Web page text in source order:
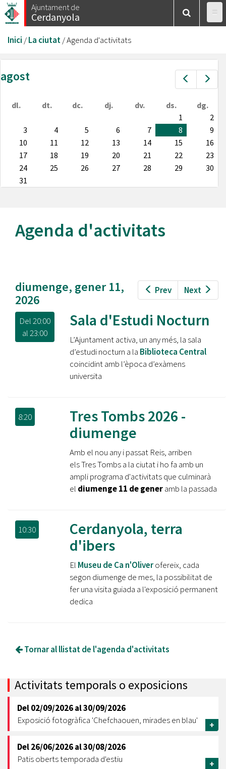
Vés
al
Ajuntament de
Cerdanyola
Esteu
aquí
Inici /La ciutat/Agenda d'activitats
Prev
agost
dl. dt. dc. dj. dv. ds.
dg.
1
2
3
4 5 6 7 8
9
10
11 12 13 14 15
16
17
18 19 20 21 22
23
24
25 26 27 28 29
30
31
Agenda d'activitats
Prev Next
diumenge, gener 11,
2026
Del20:00
al23:00
Sala d'Estudi Nocturn
L’Ajuntament activa, un any més, la sala
d’estudi nocturn a la Biblioteca Central
coincidint amb l’època d’exàmens
universita
8:20
Tres Tombs 2026 -
diumenge
Amb el nou any i passat Reis, arriben
els Tres Tombs a la ciutat i ho fa amb un
ampli programa d'activitats que culminarà
el diumenge 11 de generamb la passada
10:30
Cerdanyola, terra
d'ibers
El Museu de Ca n'Oliverofereix, cada
segon diumenge de mes, la possibilitat de
fer una visita guiada a l'exposició permanent
dedica
Tornar al llistat de l'agenda d'activitats
Activitats temporals o exposicions
Del02/09/2026al30/09/2026
Exposició fotogràfica 'Chefchaouen, mirades en blau'
+
Del26/06/2026al30/08/2026
Patis oberts temporada d'estiu
+